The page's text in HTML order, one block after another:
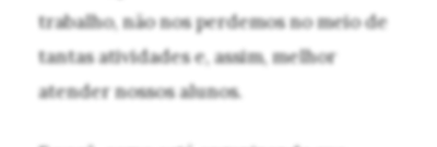
trabalho, não nos perdemos no meio de
tantas atividades e, assim, melhor
atender nossos alunos.